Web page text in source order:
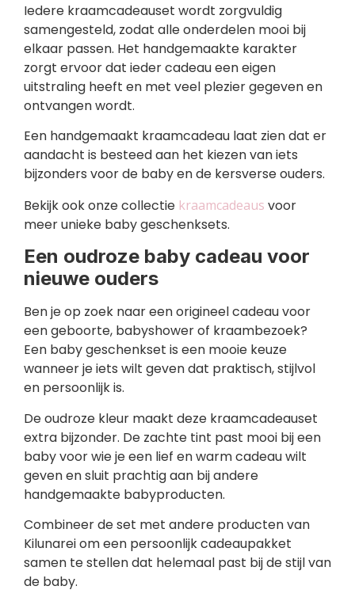
Iedere kraamcadeauset wordt zorgvuldig
samengesteld, zodat alle onderdelen mooi bij
elkaar passen. Het handgemaakte karakter
zorgt ervoor dat ieder cadeau een eigen
uitstraling heeft en met veel plezier gegeven en
ontvangen wordt.
Een handgemaakt kraamcadeau laat zien dat er
aandacht is besteed aan het kiezen van iets
bijzonders voor de baby en de kersverse ouders.
Bekijk ook onze collectie kraamcadeaus voor
meer unieke baby geschenksets.
Een oudroze baby cadeau voor
nieuwe ouders
Ben je op zoek naar een origineel cadeau voor
een geboorte, babyshower of kraambezoek?
Een baby geschenkset is een mooie keuze
wanneer je iets wilt geven dat praktisch, stijlvol
en persoonlijk is.
De oudroze kleur maakt deze kraamcadeauset
extra bijzonder. De zachte tint past mooi bij een
baby voor wie je een lief en warm cadeau wilt
geven en sluit prachtig aan bij andere
handgemaakte babyproducten.
Combineer de set met andere producten van
Kilunarei om een persoonlijk cadeaupakket
samen te stellen dat helemaal past bij de stijl van
de baby.